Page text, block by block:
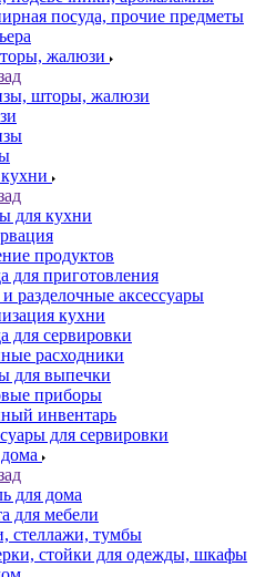
посуда, прочие предметы
жалюзи
шторы, жалюзи
для кухни
продуктов
для приготовления
разделочные аксессуары
кухни
для сервировки
расходники
для выпечки
приборы
инвентарь
для сервировки
для дома
для мебели
стеллажи, тумбы
стойки для одежды, шкафы